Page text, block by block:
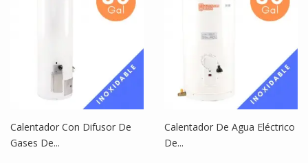
Calentador Con Difusor De
Gases De...
Calentador De Agua Eléctrico
De...